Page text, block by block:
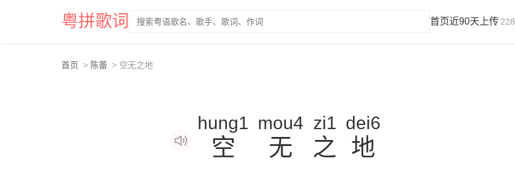
粤拼歌词 首页近90天上传 228
首页 陈蕾 空无之地
空
hung1
无
mou4
之
zi1
地
dei6